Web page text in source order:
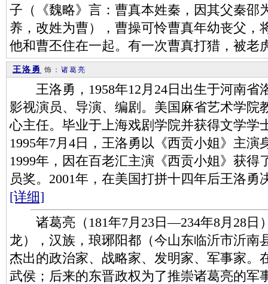
子（《魏略》言：曹真本姓秦，因其父秦邵
养，改姓为曹），曹操可怜曹真年幼丧父，
他和曹丕住在一起。有一次曹真打猎，被
王洛勇 饰： 诸葛亮
王洛勇，1958年12月24日出生于河南省
影视演员、导演、编剧。美国麻省艺术学院
心主任。毕业于上海戏剧学院并获得文学学
1995年7月4日，王洛勇以《西贡小姐》主演
1999年，因在百老汇主演《西贡小姐》获得
员奖。2001年，在美国打拼十四年后王洛
[详细]
诸葛亮（181年7月23日—234年8月28日
龙），汉族，琅琊阳都（今山东临沂市沂南
杰出的政治家、战略家、发明家、军事家。
武侯；后来的东晋政权为了推崇诸葛亮的军